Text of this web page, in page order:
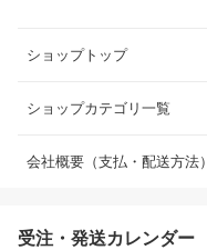
ショップトップ
ショップカテゴリ一覧
会社概要（支払・配送方法）
受注・発送カレンダー